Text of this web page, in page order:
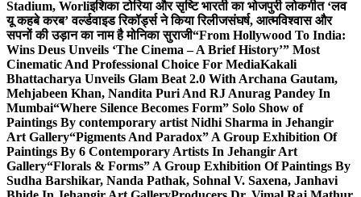
Stadium, Worliइशिका टोरिया और सृष्टि भारती का भोजपुरी लोकगीत ‘लव
यू कहबे करब’ वर्ल्डवाइड रिकॉर्ड्स ने किया रिलीजसंघर्ष, आत्मविश्वास और
सपनों की उड़ान का नाम है मोनिका सुराजी“From Hollywood To India:
Wins Deus Unveils ‘The Cinema – A Brief History’” Most
Cinematic And Professional Choice For MediaKakali
Bhattacharya Unveils Glam Beat 2.0 With Archana Gautam,
Mehjabeen Khan, Nandita Puri And RJ Anurag Pandey In
Mumbai“Where Silence Becomes Form” Solo Show of
Paintings By contemporary artist Nidhi Sharma in Jehangir
Art Gallery“Pigments And Paradox” A Group Exhibition Of
Paintings By 6 Contemporary Artists In Jehangir Art
Gallery“Florals & Forms” A Group Exhibition Of Paintings By
Sudha Barshikar, Nanda Pathak, Sohnal V. Saxena, Janhavi